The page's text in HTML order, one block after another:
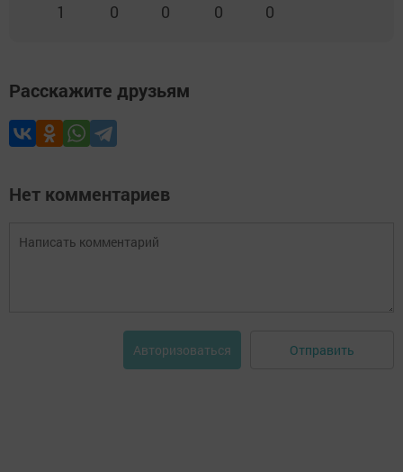
1 0 0 0 0
Расскажите друзьям
Нет комментариев
Авторизоваться Отправить